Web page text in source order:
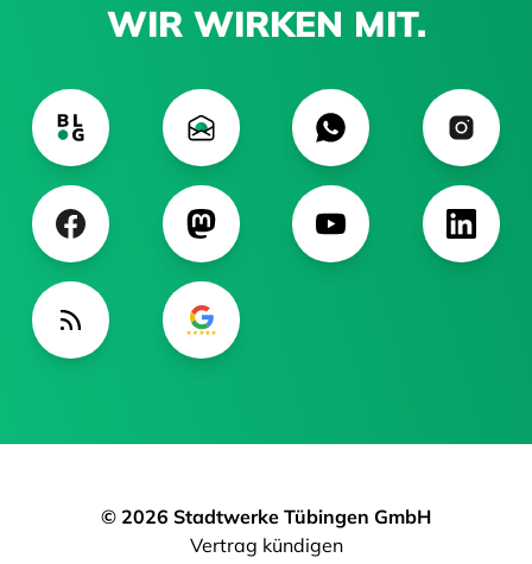
WIR WIRKEN MIT.
© 2026 Stadtwerke Tübingen GmbH
Vertrag kündigen